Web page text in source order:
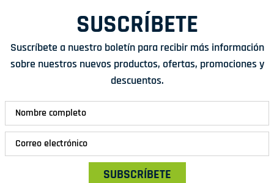
SUSCRÍBETE
Suscríbete a nuestro boletín para recibir más información
sobre nuestros nuevos productos, ofertas, promociones y
descuentos.
SUBSCRÍBETE